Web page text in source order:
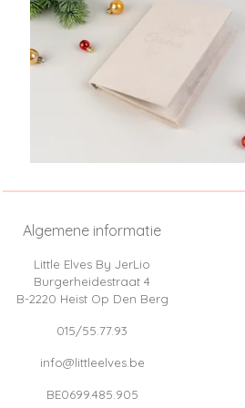
Algemene informatie
Little Elves By JerLio
Burgerheidestraat 4
B-2220 Heist Op Den Berg
015/55.77.93
info@littleelves.be
BE0699.485.905